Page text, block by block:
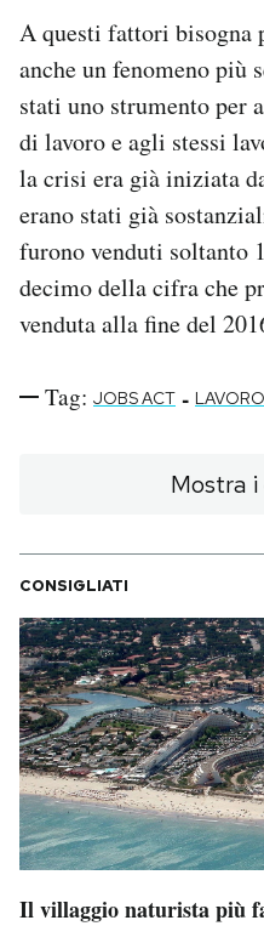
A questi fattori bisogna
anche un fenomeno più
stati uno strumento per
di lavoro e agli stessi
la crisi era già iniziata
erano stati già
furono venduti
decimo della cifra che
venduta alla fine del
Tag: JOBS ACT - LAVORO
Mostra
CONSIGLIATI
Il villaggio naturista più